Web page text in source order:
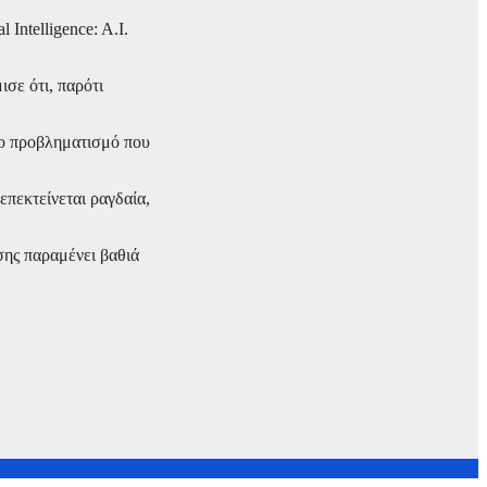
Intelligence: A.I.
ότι, παρότι
προβληματισμό που
ραγδαία,
παραμένει βαθιά